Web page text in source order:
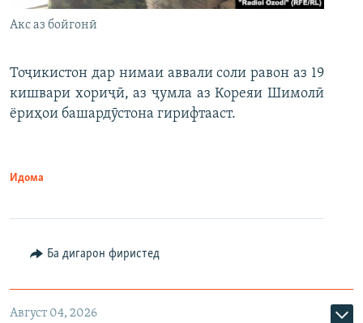
Акс аз бойгонӣ
Тоҷикистон дар нимаи аввали соли равон аз 19
кишвари хориҷӣ, аз ҷумла аз Кореяи Шимолӣ
ёриҳои башардӯстона гирифтааст.
Идома
Ба дигарон фиристед
Август 04, 2026